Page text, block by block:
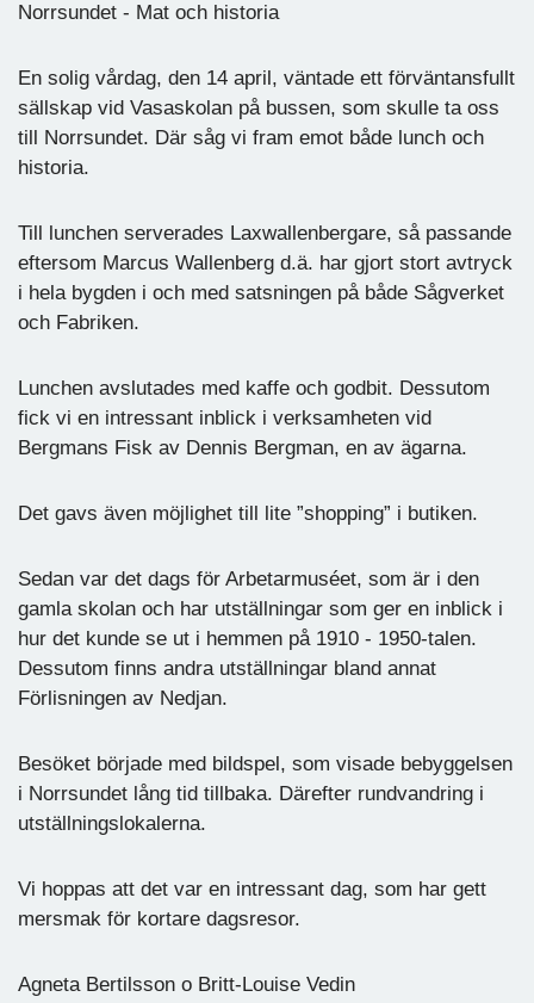
Norrsundet - Mat och historia
En solig vårdag, den 14 april, väntade ett förväntansfullt
sällskap vid Vasaskolan på bussen, som skulle ta oss
till Norrsundet. Där såg vi fram emot både lunch och
historia.
Till lunchen serverades Laxwallenbergare, så passande
eftersom Marcus Wallenberg d.ä. har gjort stort avtryck
i hela bygden i och med satsningen på både Sågverket
och Fabriken.
Lunchen avslutades med kaffe och godbit. Dessutom
fick vi en intressant inblick i verksamheten vid
Bergmans Fisk av Dennis Bergman, en av ägarna.
Det gavs även möjlighet till lite ”shopping” i butiken.
Sedan var det dags för Arbetarmuséet, som är i den
gamla skolan och har utställningar som ger en inblick i
hur det kunde se ut i hemmen på 1910 - 1950-talen.
Dessutom finns andra utställningar bland annat
Förlisningen av Nedjan.
Besöket började med bildspel, som visade bebyggelsen
i Norrsundet lång tid tillbaka. Därefter rundvandring i
utställningslokalerna.
Vi hoppas att det var en intressant dag, som har gett
mersmak för kortare dagsresor.
Agneta Bertilsson o Britt-Louise Vedin